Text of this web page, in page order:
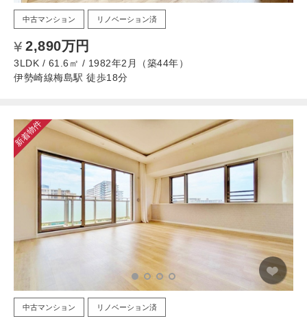
中古マンション リノベーション済
2,890万円
3LDK / 61.6㎡ / 1982年2月（築44年）
伊勢崎線梅島駅 徒歩18分
新着物件
中古マンション リノベーション済